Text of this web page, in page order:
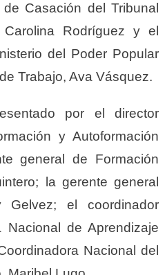
Casación del Tribunal
Rodríguez y el
del Poder Popular
Trabajo, Ava Vásquez.
por el director
y Autoformación
general de Formación
la gerente general
Gelvez; el coordinador
Nacional de Aprendizaje
Nacional del